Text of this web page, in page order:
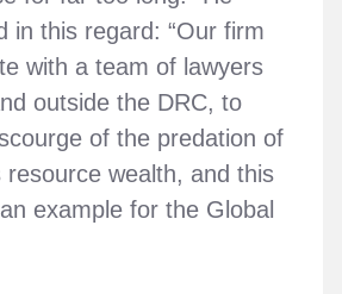
in this regard: “Our firm
with a team of lawyers
outside the DRC, to
of the predation of
resource wealth, and this
example for the Global